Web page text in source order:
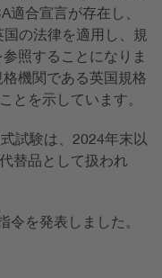
合宣言が存在し、
の法律を適用し、規
照することになりま
機関である英国規格
とを示しています。
試験は、2024年末以
替品として扱われ
令を発表しました。